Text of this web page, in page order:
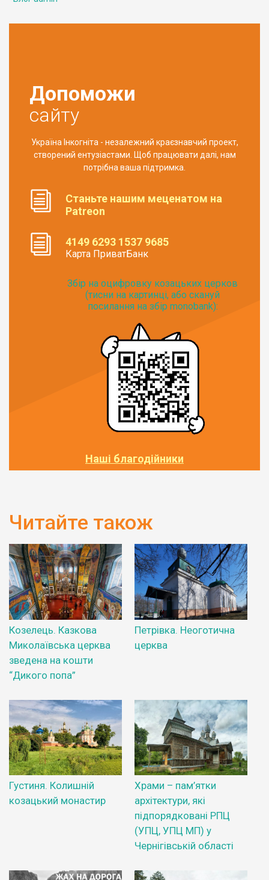
Допоможи
сайту
Україна Інкогніта - незалежний краєзнавчий проект,
створений ентузіастами. Щоб працювати далі, нам
потрібна ваша підтримка.
Станьте нашим меценатом на
Patreon
4149 6293 1537 9685
Карта ПриватБанк
Збір на оцифровку козацьких церков
(тисни на картинці, або скануй
посилання на збір monobank):
Наші благодійники
Читайте також
Козелець. Казкова
Миколаївська церква
зведена на кошти
“Дикого попа”
Петрівка. Неоготична
церква
Густиня. Колишній
козацький монастир
Храми – пам’ятки
архітектури, які
підпорядковані РПЦ
(УПЦ, УПЦ МП) у
Чернігівській області